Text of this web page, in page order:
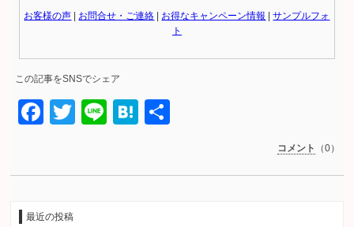
お客様の声 お問合せ・ご連絡 お得なキャンペーン情報 |サンプルフォ
ト
この記事をSNSでシェア
Facebook
Twitter
LineHatena
コメント （0）
最近の投稿